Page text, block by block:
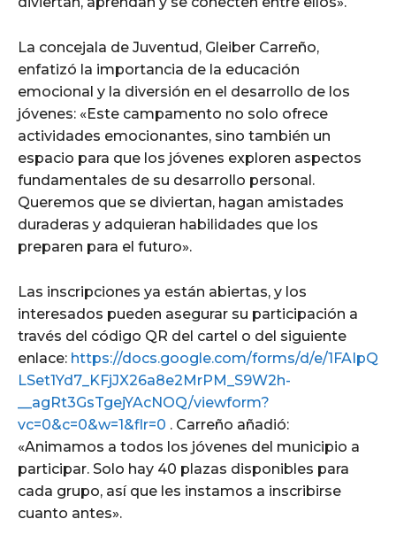
La concejala de Juventud, Gleiber Carreño,
enfatizó la importancia de la educación
emocional y la diversión en el desarrollo de los
jóvenes: «Este campamento no solo ofrece
actividades emocionantes, sino también un
espacio para que los jóvenes exploren aspectos
fundamentales de su desarrollo personal.
Queremos que se diviertan, hagan amistades
duraderas y adquieran habilidades que los
preparen para el futuro».
Las inscripciones ya están abiertas, y los
interesados pueden asegurar su participación a
través del código QR del cartel o del siguiente
enlace: https://docs.google.com/forms/d/e/1FAIpQ
LSet1Yd7_KFjJX26a8e2MrPM_S9W2h-
__agRt3GsTgejYAcNOQ/viewform?
vc=0&c=0&w=1&flr=0 . Carreño añadió:
«Animamos a todos los jóvenes del municipio a
participar. Solo hay 40 plazas disponibles para
cada grupo, así que les instamos a inscribirse
cuanto antes».